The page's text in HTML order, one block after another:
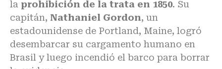
la prohibición de la trata en 1850. Su
capitán, Nathaniel Gordon, un
estadounidense de Portland, Maine, logró
desembarcar su cargamento humano en
Brasil y luego incendió el barco para borrar